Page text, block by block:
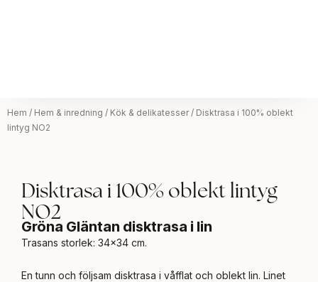
Hem / Hem & inredning / Kök & delikatesser/ Disktrasa i 100% oblekt
lintyg NO2
Disktrasa i 100% oblekt lintyg
NO2
Gröna Gläntan disktrasa i lin
Trasans storlek: 34×34 cm.
En tunn och följsam disktrasa i våfflat och oblekt lin. Linet